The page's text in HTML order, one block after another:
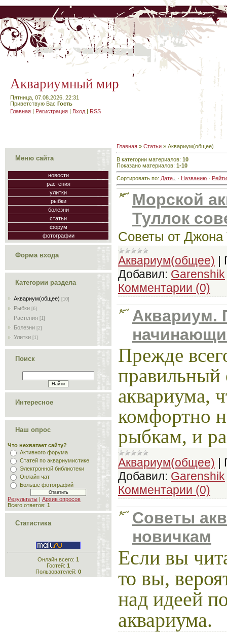
Аквариумный мир
Пятница, 07.08.2026, 22:31
Приветствую Вас Гость
Главная | Регистрация | Вход | RSS
Меню сайта
новости
растения
улитки
рыбки
болезни
статьи
форум
фотографии
Форма входа
Категории раздела
Аквариум(общее) [10]
Рыбки [6]
Растения [1]
Болезни [2]
Улитки [1]
Поиск
Интересное
Наш опрос
Что нехватает сайту?
Активного форума
Статей по аквариумистике
Электронной библиотеки
Онлайн чат
Больше фотографий
Результаты | Архив опросов
Всего ответов: 1
Статистика
Онлайн всего: 1
Гостей: 1
Пользователей: 0
Главная » Статьи » Аквариум(общее)
В категории материалов: 10
Показано материалов: 1-10
Сортировать по: Дате · Названию ·
Морской
Туллок
Советы от Джона
Аквариум(общее) |
Добавил: Garenshik
Комментарии (0)
Аквариум.
Прежде
правильный
аквариума,
комфортно
рыбкам, и
Аквариум(общее) |
Добавил: Garenshik
Комментарии (0)
Советы
новичкам
Если вы
то вы,
над идеей
аквариума.